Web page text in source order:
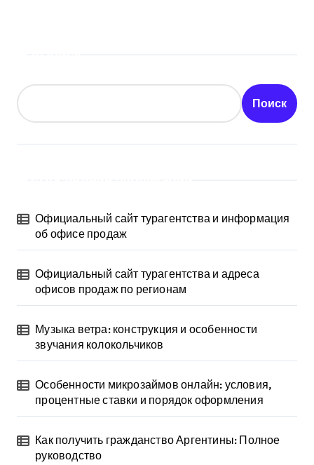
Поиск
Официальный сайт турагентства и информация
об офисе продаж
Официальный сайт турагентства и адреса
офисов продаж по регионам
Музыка ветра: конструкция и особенности
звучания колокольчиков
Особенности микрозаймов онлайн: условия,
процентные ставки и порядок оформления
Как получить гражданство Аргентины: Полное
руководство